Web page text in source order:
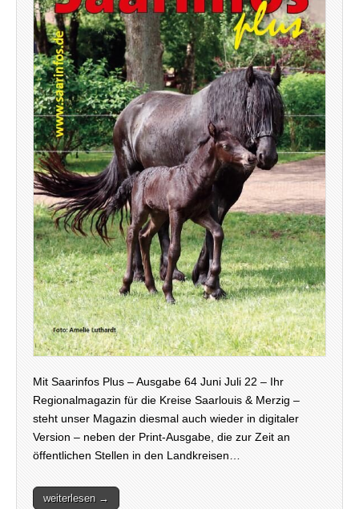
Mit Saarinfos Plus – Ausgabe 64 Juni Juli 22 – Ihr
Regionalmagazin für die Kreise Saarlouis & Merzig –
steht unser Magazin diesmal auch wieder in digitaler
Version – neben der Print-Ausgabe, die zur Zeit an
öffentlichen Stellen in den Landkreisen…
weiterlesen →